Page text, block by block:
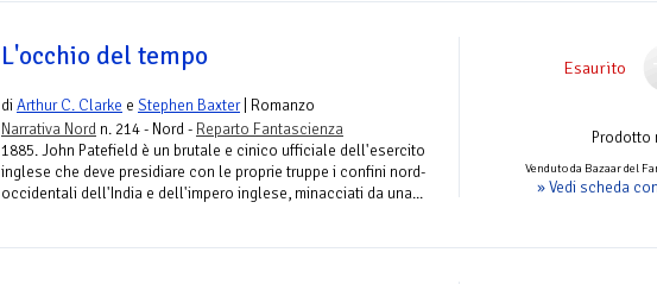
Esaurito
Prodotto
Venduto da Bazaar del
» Vedi scheda
L'occhio del tempo
diArthur C. Clarke e Stephen Baxter| Romanzo
Narrativa Nord n. 214 - Nord - Reparto Fantascienza
1885. John Patefield è un brutale e cinico ufficiale dell'esercito
inglese che deve presidiare con le proprie truppe i confini nord-
occidentali dell'India e dell'impero inglese, minacciati da una...